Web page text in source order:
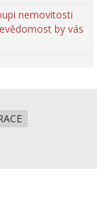
nemovitosti
by vás